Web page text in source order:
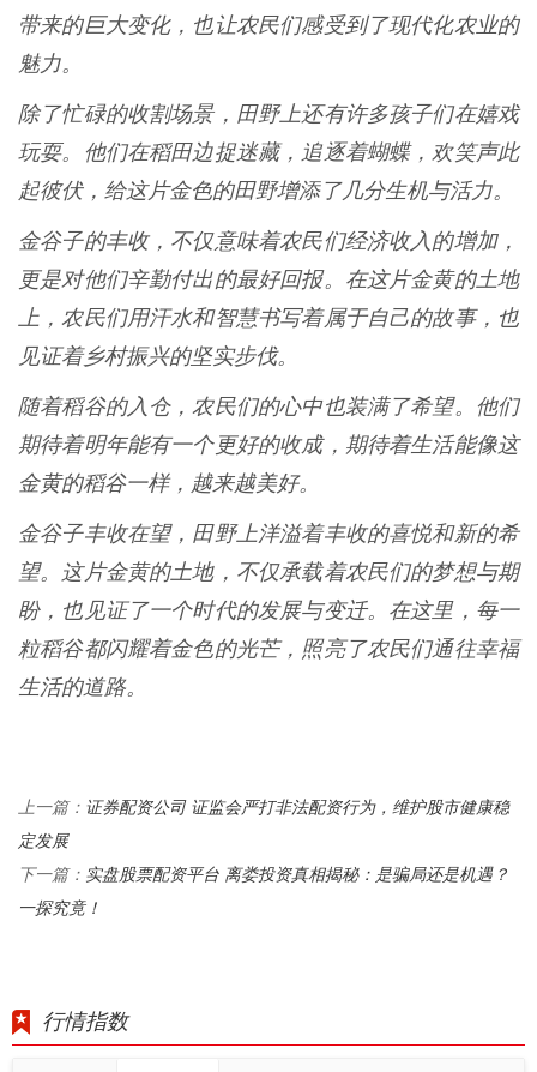
带来的巨大变化，也让农民们感受到了现代化农业的
魅力。
除了忙碌的收割场景，田野上还有许多孩子们在嬉戏
玩耍。他们在稻田边捉迷藏，追逐着蝴蝶，欢笑声此
起彼伏，给这片金色的田野增添了几分生机与活力。
金谷子的丰收，不仅意味着农民们经济收入的增加，
更是对他们辛勤付出的最好回报。在这片金黄的土地
上，农民们用汗水和智慧书写着属于自己的故事，也
见证着乡村振兴的坚实步伐。
随着稻谷的入仓，农民们的心中也装满了希望。他们
期待着明年能有一个更好的收成，期待着生活能像这
金黄的稻谷一样，越来越美好。
金谷子丰收在望，田野上洋溢着丰收的喜悦和新的希
望。这片金黄的土地，不仅承载着农民们的梦想与期
盼，也见证了一个时代的发展与变迁。在这里，每一
粒稻谷都闪耀着金色的光芒，照亮了农民们通往幸福
生活的道路。
上一篇： 证券配资公司 证监会严打非法配资行为，维护股市健康稳
定发展
下一篇： 实盘股票配资平台 离娄投资真相揭秘：是骗局还是机遇？
一探究竟！
行情指数